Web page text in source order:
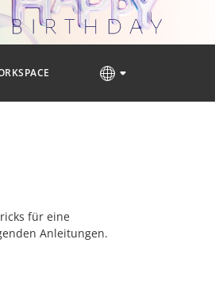
für eine
Anleitungen.